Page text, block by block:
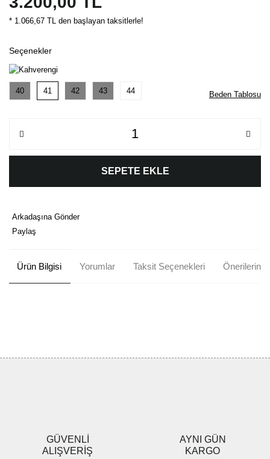
* 1.066,67 TL den başlayan taksitlerle!
Seçenekler
40 41 42 43 44 Beden Tablosu
SEPETE EKLE
Arkadaşına Gönder
Paylaş
Ürün Bilgisi Yorumlar Taksit Seçenekleri Önerileriniz
Ürün fiyatı diğer sitelerden daha pahalı.
Bu ürüne benzer farklı alternatifler olmalı.
GÜVENLİ
ALIŞVERİŞ
AYNI GÜN
KARGO